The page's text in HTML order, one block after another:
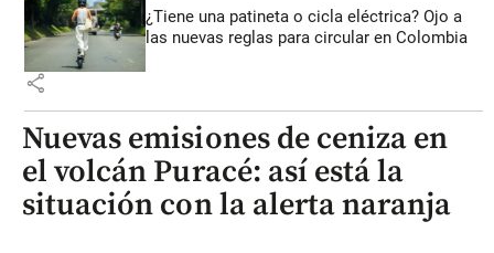
¿Tiene una patineta o cicla eléctrica? Ojo a
las nuevas reglas para circular en Colombia
share
Nuevas emisiones de ceniza en
el volcán Puracé: así está la
situación con la alerta naranja